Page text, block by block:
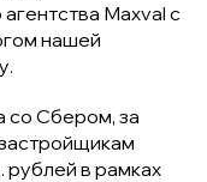
Maxval с
нашей
со Сбером, за
в рамках